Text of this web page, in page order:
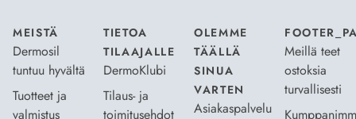
MEISTÄ
Dermosil
tuntuu hyvältä
Tuotteet ja
valmistus
TIETOA
TILAAJALLE
DermoKlubi
Tilaus- ja
toimitusehdot
OLEMME
TÄÄLLÄ
SINUA
VARTEN
Asiakaspalvelu
Meillä teet
ostoksia
turvallisesti